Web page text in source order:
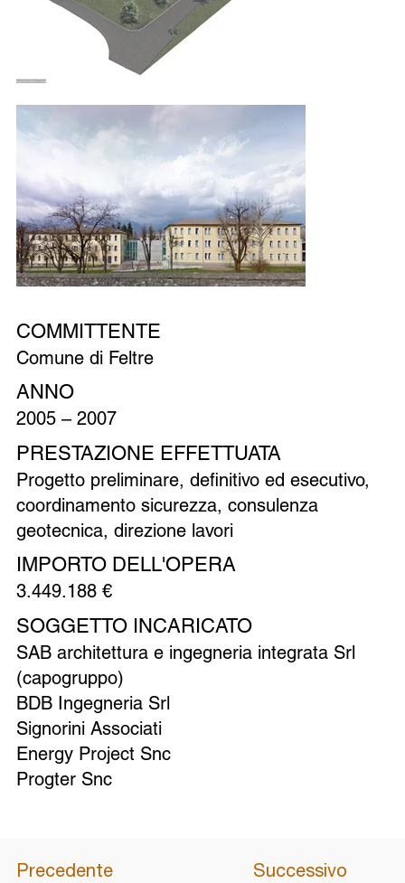
Comune di Feltre
COMMITTENTE
2005 – 2007
ANNO
Progetto preliminare, definitivo ed esecutivo,
coordinamento sicurezza, consulenza
geotecnica, direzione lavori
PRESTAZIONE EFFETTUATA
3.449.188 €
IMPORTO DELL'OPERA
SAB architettura e ingegneria integrata Srl
(capogruppo)
BDB Ingegneria Srl
Signorini Associati
Energy Project Snc
Progter Snc
SOGGETTO INCARICATO
Successivo
Precedente